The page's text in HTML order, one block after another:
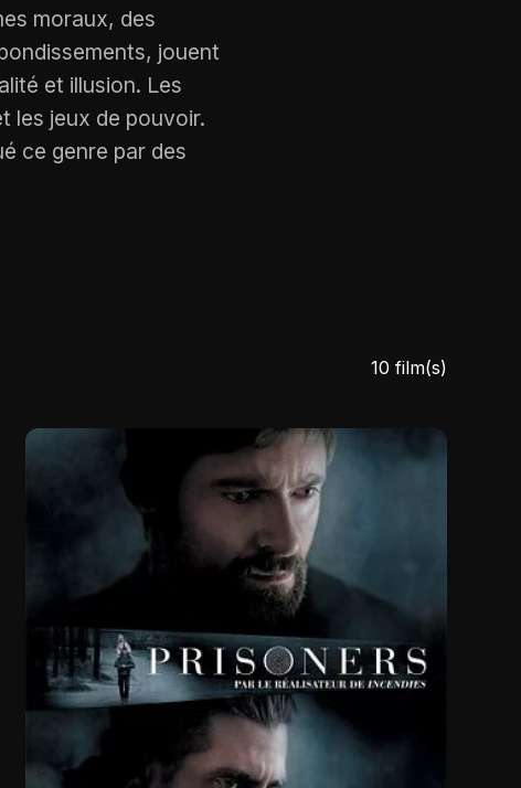
moraux, des
jouent
et illusion. Les
les jeux de pouvoir.
ce genre par des
10 film(s)